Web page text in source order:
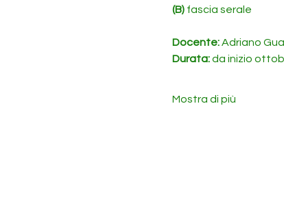
(B) fascia serale
Docente: Adriano
Durata: da inizio
Mostra di più